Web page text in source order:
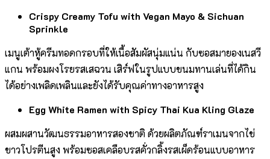
Crispy Creamy Tofu with Vegan Mayo & Sichuan
Sprinkle
เมนูเต้าหู้ครีมทอดกรอบที่ให้เนื้อสัมผัสนุ่มแน่น กับซอสมายองเนสวี
แกน พร้อมผงโรยรสเสฉวน เสิร์ฟในรูปแบบขนมทานเล่นที่ได้กิน
ได้อย่างเพลิดเพลินและยังได้รับคุณค่าทางอาหารสูง
Egg White Ramen with Spicy Thai Kua Kling Glaze
ผสมผสานวัฒนธรรมอาหารสองชาติ ด้วยผลิตภัณฑ์ราเมนจากไข่
ขาวโปรตีนสูง พร้อมซอสเคลือบรสคั่วกลิ้งรสเผ็ดร้อนแบบอาหาร